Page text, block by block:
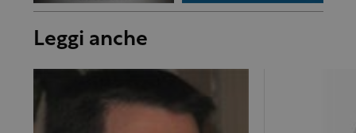
Leggi anche